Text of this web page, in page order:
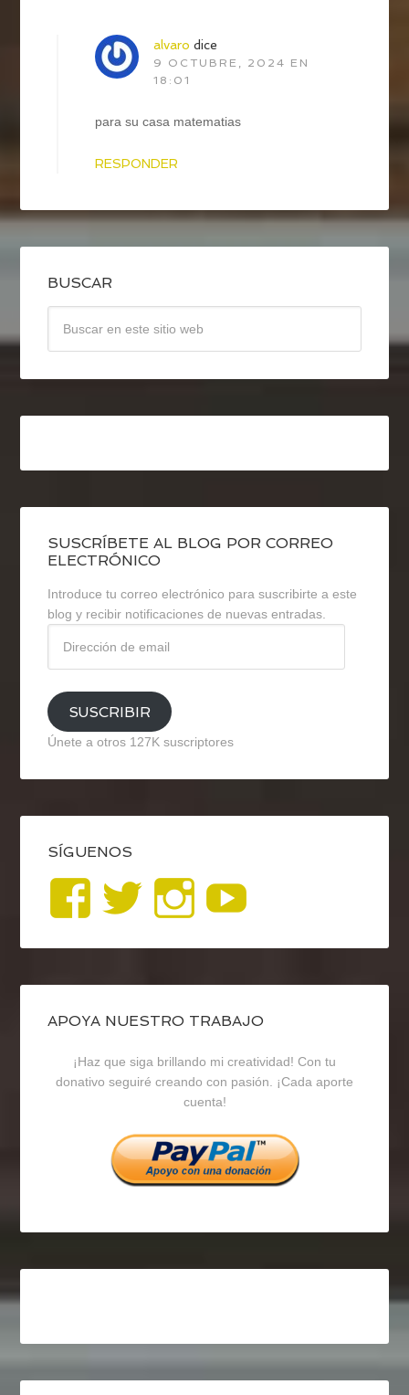
alvaro dice
9 OCTUBRE, 2024 EN
18:01
para su casa matematias
RESPONDER
BUSCAR
SUSCRÍBETE AL BLOG POR CORREO
ELECTRÓNICO
Introduce tu correo electrónico para suscribirte a este
blog y recibir notificaciones de nuevas entradas.
email
SUSCRIBIR
Únete a otros 127K suscriptores
SÍGUENOS
Ver
perfil
de
blogrecursosep
en
Facebook
Ver
perfil
de
recursosep
en
Twitter
Ver
perfil
de
recursosep
en
Instagram
APOYA NUESTRO TRABAJO
¡Haz que siga brillando mi creatividad! Con tu
donativo seguiré creando con pasión. ¡Cada aporte
cuenta!